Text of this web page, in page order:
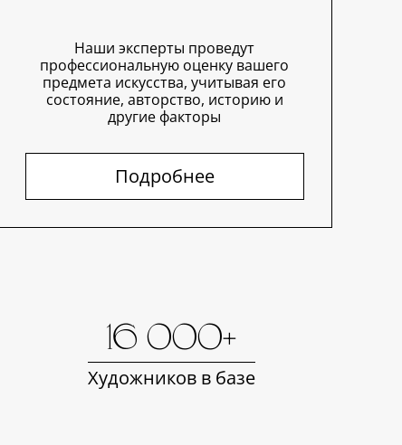
Наши эксперты проведут
профессиональную оценку вашего
предмета искусства, учитывая его
состояние, авторство, историю и
другие факторы
Подробнее
16 000+
Художников в базе